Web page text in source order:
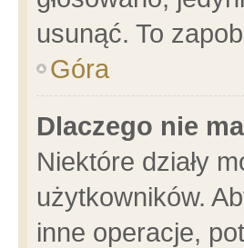
usunąć. To
Góra
Dlaczego nie
Niektóre działy
użytkowników.
inne operacje,